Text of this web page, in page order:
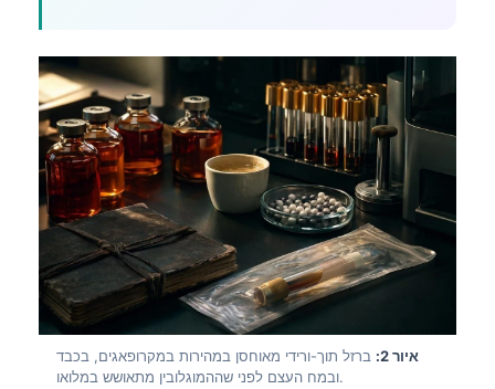
איור 2:
ברזל תוך-ורידי מאוחסן במהירות במקרופאגים, בכבד
ובמח העצם לפני שההמוגלובין מתאושש במלואו.